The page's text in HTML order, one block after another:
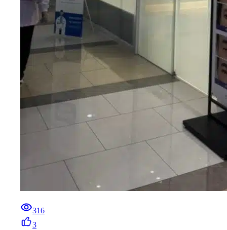
316
3